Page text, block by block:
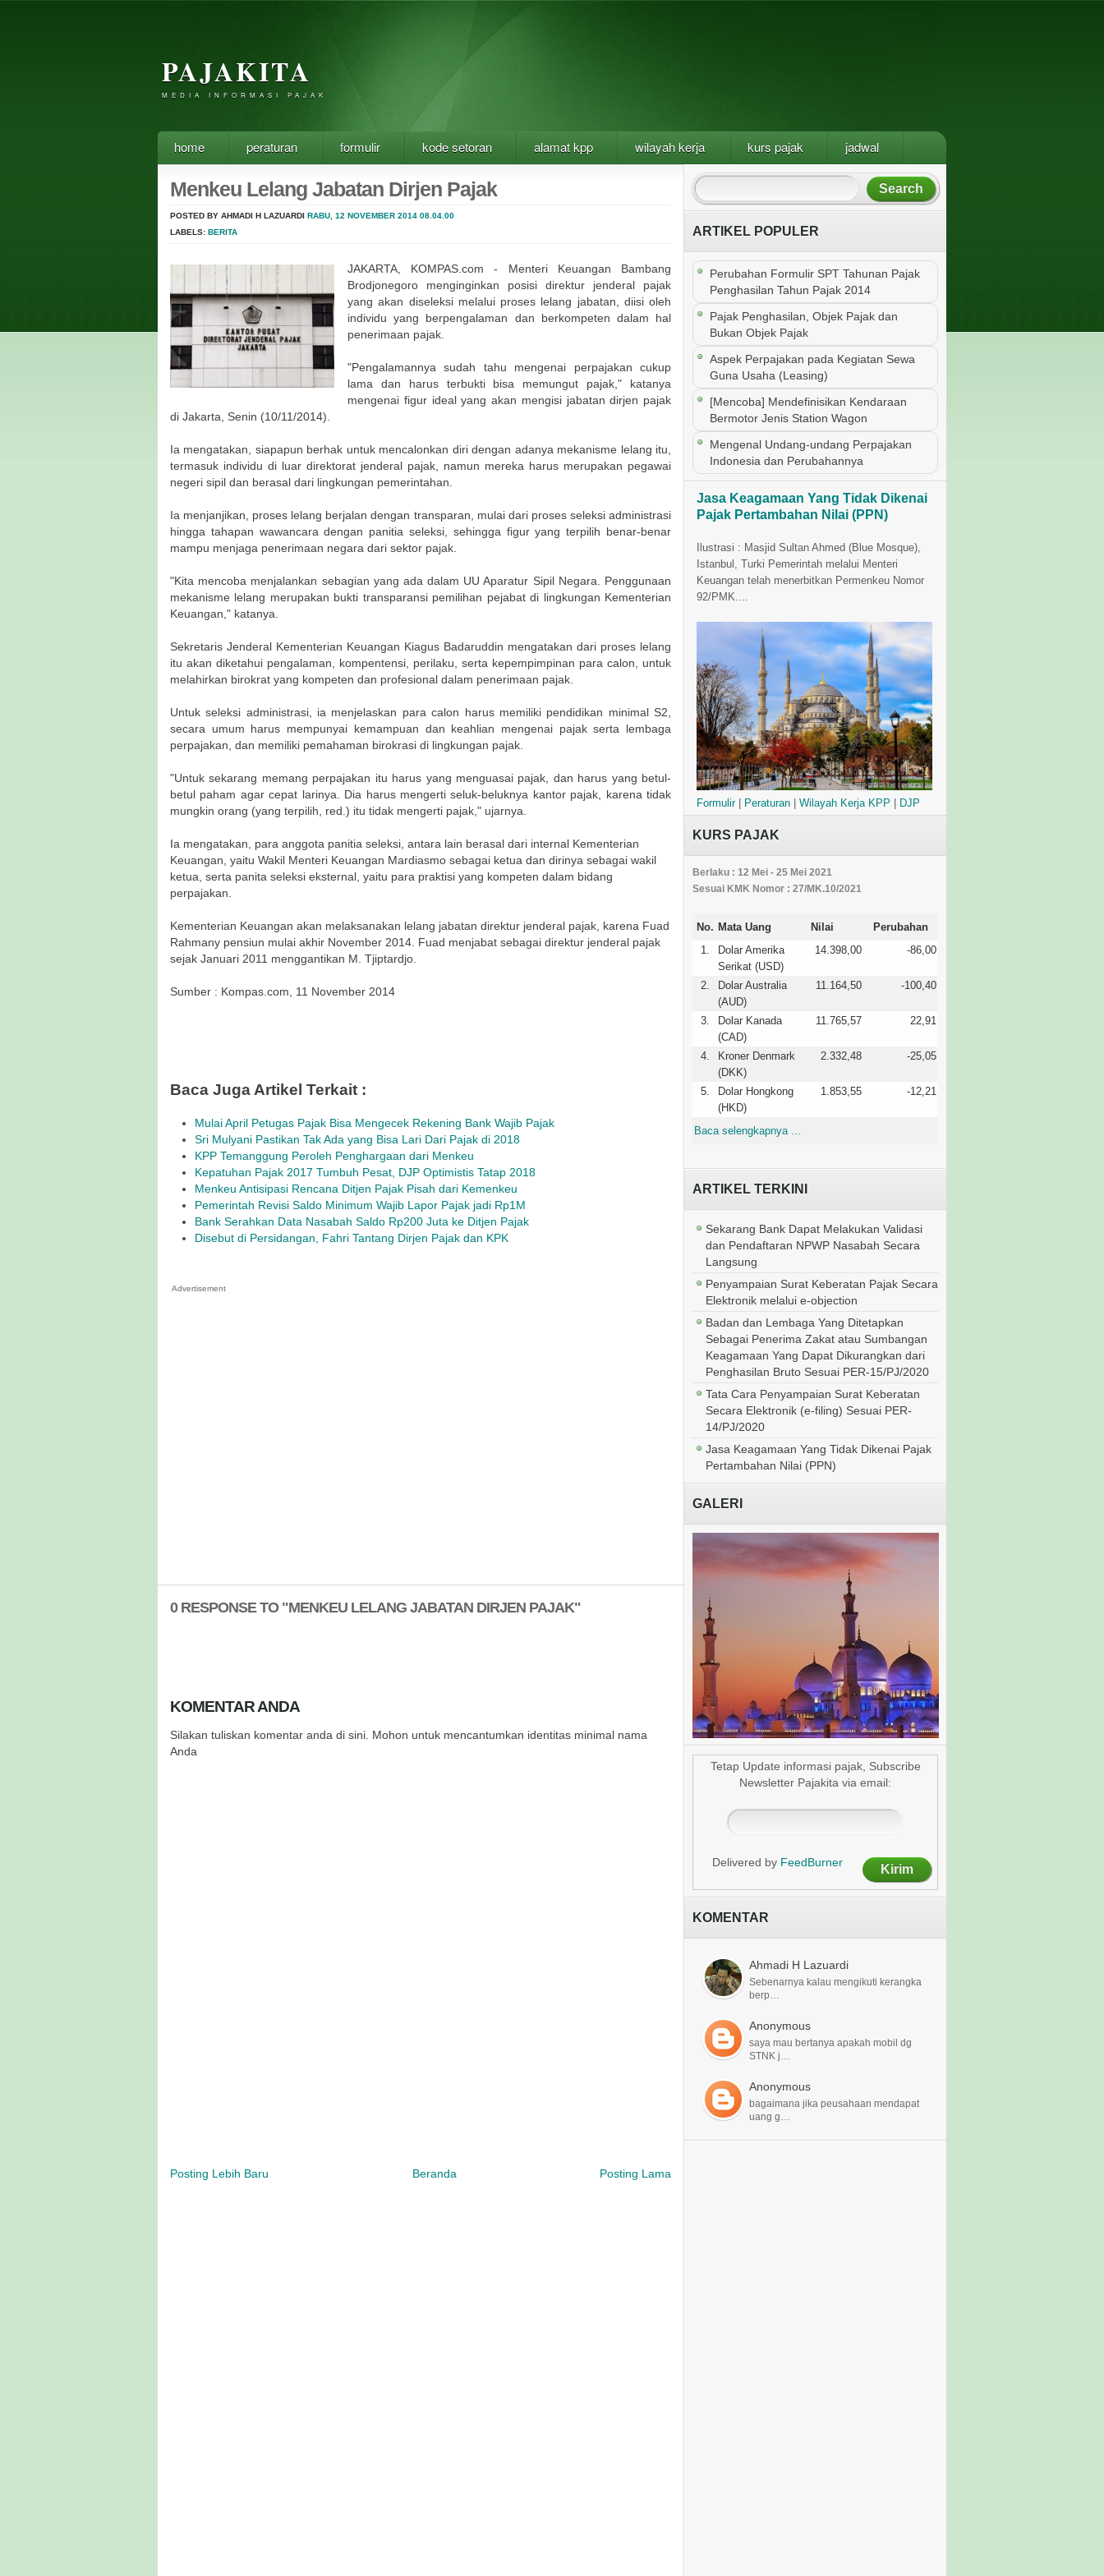
PAJAKITA
MEDIA INFORMASI PAJAK
home peraturan formulir kode setoran alamat kpp wilayah kerja kurs pajak jadwal
Menkeu Lelang Jabatan Dirjen Pajak
POSTED BY AHMADI H LAZUARDI RABU, 12 NOVEMBER 2014 08.04.00
LABELS: BERITA
JAKARTA, KOMPAS.com - Menteri Keuangan Bambang
Brodjonegoro menginginkan posisi direktur jenderal pajak
yang akan diseleksi melalui proses lelang jabatan, diisi oleh
individu yang berpengalaman dan berkompeten dalam hal
penerimaan pajak.
"Pengalamannya sudah tahu mengenai perpajakan cukup
lama dan harus terbukti bisa memungut pajak," katanya
mengenai figur ideal yang akan mengisi jabatan dirjen pajak
di Jakarta, Senin (10/11/2014).
Ia mengatakan, siapapun berhak untuk mencalonkan diri dengan adanya mekanisme lelang itu,
termasuk individu di luar direktorat jenderal pajak, namun mereka harus merupakan pegawai
negeri sipil dan berasal dari lingkungan pemerintahan.
Ia menjanjikan, proses lelang berjalan dengan transparan, mulai dari proses seleksi administrasi
hingga tahapan wawancara dengan panitia seleksi, sehingga figur yang terpilih benar-benar
mampu menjaga penerimaan negara dari sektor pajak.
"Kita mencoba menjalankan sebagian yang ada dalam UU Aparatur Sipil Negara. Penggunaan
mekanisme lelang merupakan bukti transparansi pemilihan pejabat di lingkungan Kementerian
Keuangan," katanya.
Sekretaris Jenderal Kementerian Keuangan Kiagus Badaruddin mengatakan dari proses lelang
itu akan diketahui pengalaman, kompentensi, perilaku, serta kepempimpinan para calon, untuk
melahirkan birokrat yang kompeten dan profesional dalam penerimaan pajak.
Untuk seleksi administrasi, ia menjelaskan para calon harus memiliki pendidikan minimal S2,
secara umum harus mempunyai kemampuan dan keahlian mengenai pajak serta lembaga
perpajakan, dan memiliki pemahaman birokrasi di lingkungan pajak.
"Untuk sekarang memang perpajakan itu harus yang menguasai pajak, dan harus yang betul-
betul paham agar cepat larinya. Dia harus mengerti seluk-beluknya kantor pajak, karena tidak
mungkin orang (yang terpilih, red.) itu tidak mengerti pajak," ujarnya.
Ia mengatakan, para anggota panitia seleksi, antara lain berasal dari internal Kementerian
Keuangan, yaitu Wakil Menteri Keuangan Mardiasmo sebagai ketua dan dirinya sebagai wakil
ketua, serta panita seleksi eksternal, yaitu para praktisi yang kompeten dalam bidang
perpajakan.
Kementerian Keuangan akan melaksanakan lelang jabatan direktur jenderal pajak, karena Fuad
Rahmany pensiun mulai akhir November 2014. Fuad menjabat sebagai direktur jenderal pajak
sejak Januari 2011 menggantikan M. Tjiptardjo.
Sumber : Kompas.com, 11 November 2014
Baca Juga Artikel Terkait :
Mulai April Petugas Pajak Bisa Mengecek Rekening Bank Wajib Pajak
Sri Mulyani Pastikan Tak Ada yang Bisa Lari Dari Pajak di 2018
KPP Temanggung Peroleh Penghargaan dari Menkeu
Kepatuhan Pajak 2017 Tumbuh Pesat, DJP Optimistis Tatap 2018
Menkeu Antisipasi Rencana Ditjen Pajak Pisah dari Kemenkeu
Pemerintah Revisi Saldo Minimum Wajib Lapor Pajak jadi Rp1M
Bank Serahkan Data Nasabah Saldo Rp200 Juta ke Ditjen Pajak
Disebut di Persidangan, Fahri Tantang Dirjen Pajak dan KPK
Advertisement
0 RESPONSE TO "MENKEU LELANG JABATAN DIRJEN PAJAK"
KOMENTAR ANDA
Silakan tuliskan komentar anda di sini. Mohon untuk mencantumkan identitas minimal nama
Anda
Posting Lebih Baru Posting Lama
Beranda
ARTIKEL POPULER
Perubahan Formulir SPT Tahunan Pajak
Penghasilan Tahun Pajak 2014
Pajak Penghasilan, Objek Pajak dan
Bukan Objek Pajak
Aspek Perpajakan pada Kegiatan Sewa
Guna Usaha (Leasing)
[Mencoba] Mendefinisikan Kendaraan
Bermotor Jenis Station Wagon
Mengenal Undang-undang Perpajakan
Indonesia dan Perubahannya
Jasa Keagamaan Yang Tidak Dikenai
Pajak Pertambahan Nilai (PPN)
Ilustrasi : Masjid Sultan Ahmed (Blue Mosque),
Istanbul, Turki Pemerintah melalui Menteri
Keuangan telah menerbitkan Permenkeu Nomor
92/PMK....
Formulir| Peraturan | Wilayah Kerja KPP | DJP
KURS PAJAK
Berlaku : 12 Mei - 25 Mei 2021
Sesuai KMK Nomor : 27/MK.10/2021
No. Mata Uang Nilai
Perubahan
1.
Dolar Amerika
Serikat (USD)
14.398,00 -86,00
2.
Dolar Australia
(AUD)
11.164,50 -100,40
3.
Dolar Kanada
(CAD)
11.765,57 22,91
4.
Kroner Denmark
(DKK)
2.332,48 -25,05
5.
Dolar Hongkong
(HKD)
1.853,55 -12,21
Baca selengkapnya ...
ARTIKEL TERKINI
Sekarang Bank Dapat Melakukan Validasi
dan Pendaftaran NPWP Nasabah Secara
Langsung
Penyampaian Surat Keberatan Pajak Secara
Elektronik melalui e-objection
Badan dan Lembaga Yang Ditetapkan
Sebagai Penerima Zakat atau Sumbangan
Keagamaan Yang Dapat Dikurangkan dari
Penghasilan Bruto Sesuai PER-15/PJ/2020
Tata Cara Penyampaian Surat Keberatan
Secara Elektronik (e-filing) Sesuai PER-
14/PJ/2020
Jasa Keagamaan Yang Tidak Dikenai Pajak
Pertambahan Nilai (PPN)
GALERI
1/12
Masjid Abu Dhabi, Jadwal Shalat
Tetap Update informasi pajak, Subscribe
Newsletter Pajakita via email:
Delivered by FeedBurner
KOMENTAR
Ahmadi H Lazuardi
Sebenarnya kalau mengikuti kerangka
berp…
Anonymous
saya mau bertanya apakah mobil dg
STNK j…
Anonymous
bagaimana jika peusahaan mendapat
uang g…